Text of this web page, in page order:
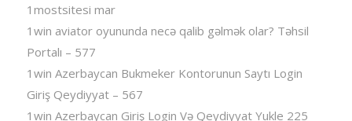
1mostsitesi mar
1win aviator oyununda necə qalib gəlmək olar? Təhsil
Portalı – 577
1win Azerbaycan Bukmeker Kontorunun Saytı Login
Giriş Qeydiyyat – 567
1win Azerbaycan Giriş Login Və Qeydiyyat Yukle 225